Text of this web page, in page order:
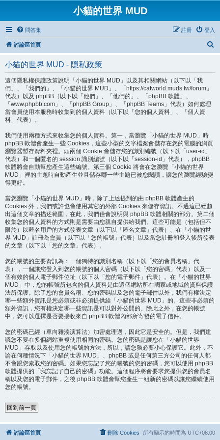
小貓的世界 MUD
問答集 登入
註冊
討論區首頁
小貓的世界 MUD - 隱私政策
這個隱私權保護政策說明「小貓的世界 MUD」以及其相關網站（以下以「我
們」、「我們的」、「小貓的世界 MUD」、「https://catworld.muds.tw/forum」
代表）以及 phpBB（以下以「他們」、「他們的」、「phpBB 軟體」、
「www.phpbb.com」、「phpBB Group」、「phpBB Teams」代表）如何處理
當會員使用本服務時收集到的個人資料（以下以「您的個人資料」、「個人資
料」代表）。
我們使用兩種方式來收集您的個人資料。第一，當瀏覽「小貓的世界 MUD」時
phpBB 軟體會產生一些 Cookies，這些小型的文字檔案會儲存在您的電腦的網頁
瀏覽器暫存資料夾裡。頭兩個 Cookie 會儲存您的識別編號（以下以「user-id」
代表）和一個匿名的 session 識別編號（以下以「session-id」代表），phpBB
軟體將會自動幫您產生這些編號。第三個 Cookie 將會在您瀏覽「小貓的世界
MUD」裡的主題時自動產生並且儲存哪一些主題已被您閱讀，讓您的瀏覽經驗變
得更好。
當您瀏覽「小貓的世界 MUD」時，除了上述提到的由 phpBB 軟體產生的
Cookies 外，我們或許也會使用其它的外部 Cookies 來儲存資訊。不過這已經超
出這個文章的描述範圍，在此，我們僅會說明與 phpBB 軟體相關的部分。第二個
收集您的個人資料的方式則是需要由您親自提供給我們。這些可能是（包括但不
限於）以匿名用戶的方式發表文章（以下以「匿名文章」代表）、在「小貓的世
界 MUD」註冊為會員（以下以「您的帳號」代表）以及當您註冊和登入後所發表
的文章（以下以「您的文章」代表）。
您的帳號的主要資訊為：一個獨特的識別名稱（以下以「您的會員名稱」代
表），一個讓您登入到您的帳號的個人密碼（以下以「您的密碼」代表）以及一
個有效的個人電子郵件位址（以下以「您的電子郵件」代表）。在「小貓的世界
MUD」中，您的帳號所包含的個人資料是由這個網站所在國家或地域的資料保護
法所保護。除了您的會員名稱、您的密碼以及您的電子郵件以外，我們有權決定
哪一些額外資訊是您必須或非必須提供給「小貓的世界 MUD」的。這些非必須的
額外資訊，您有權決定哪一些資訊是可以對外公開的。除此之外，在您的帳號
中，您可以選擇是否要接收來自 phpBB 軟體內部所寄發的電子信件。
您的密碼已經（單向雜湊演算法）加密處理過，因此它是安全的。但是，我們建
議您不要在多個網站重複使用相同的密碼。您的密碼是讓您在「小貓的世界
MUD」存取以及使用您的帳號的方法，所以，請您務必要小心保護它。此外，不
論在何種情況下「小貓的世界 MUD」、phpBB 或是任何第三方公司的任何人都
不會跟您索取您的密碼。如果您忘記了您的帳號的您的密碼，您可以使用 phpBB
軟體提供的「我忘記了自己的密碼」功能。這個程序將會要求您提供您的會員名
稱以及您的電子郵件，之後 phpBB 軟體會幫您產生一組新的密碼以讓您繼續使用
您的帳號。
回到前一頁
討論區首頁 所有顯示的時間為 UTC+08:00
刪除 Cookies